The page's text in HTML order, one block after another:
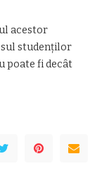
acestor
studenților
poate fi decât